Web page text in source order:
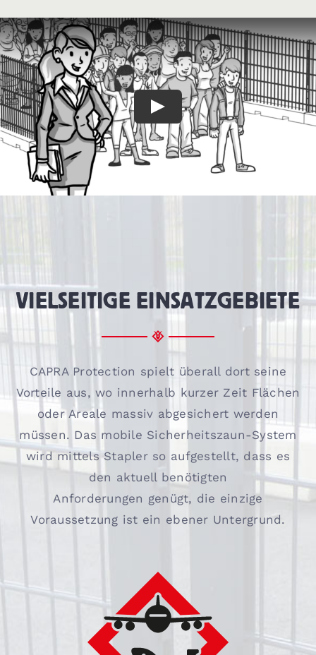
VIELSEITIGE EINSATZGEBIETE
CAPRA Protection spielt überall dort seine
Vorteile aus, wo innerhalb kurzer Zeit Flächen
oder Areale massiv abgesichert werden
müssen. Das mobile Sicherheitszaun-System
wird mittels Stapler so aufgestellt, dass es
den aktuell benötigten
Anforderungen genügt, die einzige
Voraussetzung ist ein ebener Untergrund.